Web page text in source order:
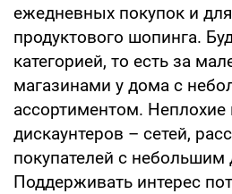
ежедневных покупок и
продуктового шопинга.
категорией, то есть за
магазинами у дома с
ассортиментом. Неплохие
дискаунтеров – сетей,
покупателей с небольшим
Поддерживать интерес